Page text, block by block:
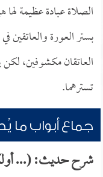
الصلاة عبادة عظيمة
بستر العورة والعاتقين
العاتقان مكشوفين،
تسترهما.
جماع أبواب ما
شرح حديث: (...